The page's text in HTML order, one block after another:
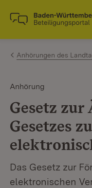
Zum Inhalt
Link zur Startseite
Anhörungen des
Anhörung
Gesetz zur
Gesetzes
Das Gesetz zur
elektronischen